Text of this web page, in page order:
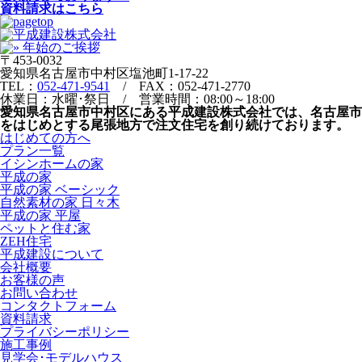
資料請求はこちら
〒453-0032
愛知県名古屋市中村区塩池町1-17-22
TEL： 052-471-9541
/ FAX：052-471-2770
休業日：水曜･祭日 / 営業時間：08:00～18:00
愛知県名古屋市中村区にある平成建設株式会社では、名古屋市
をはじめとする尾張地方で注文住宅を創り続けております。
はじめての方へ
プラン一覧
イシンホームの家
平成の家
平成の家 ベーシック
自然素材の家 日々木
平成の家 平屋
ペットと住む家
ZEH住宅
平成建設について
会社概要
お客様の声
お問い合わせ
コンタクトフォーム
資料請求
プライバシーポリシー
施工事例
見学会･モデルハウス